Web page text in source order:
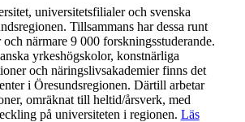
universitetsfilialer och svenska
Tillsammans har dessa runt
och närmare 9 000 forskningsstuderande.
yrkeshögskolor, konstnärliga
och näringslivsakademier finns det
i Öresundsregionen. Därtill arbetar
omräknat till heltid/årsverk, med
på universiteten i regionen. Läs